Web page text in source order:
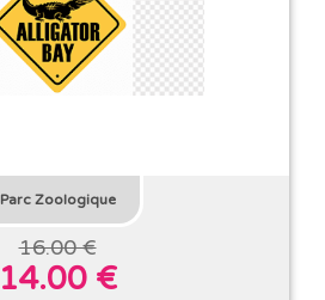
Parc Zoologique
16.00 €
14.00 €